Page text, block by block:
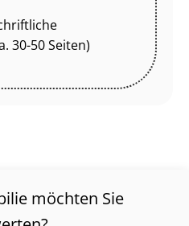
30-50 Seiten)
möchten Sie